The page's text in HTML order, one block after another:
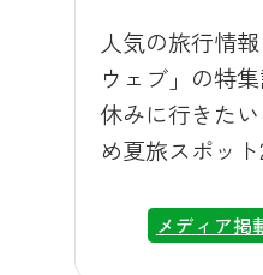
しいただき、
の本物の出会
れば幸いです
バスやマイカ
近くで動物た
人気の旅行情
ウェブ」の特
休みに行きた
め夏旅スポッ
事は、避暑地
メディア掲